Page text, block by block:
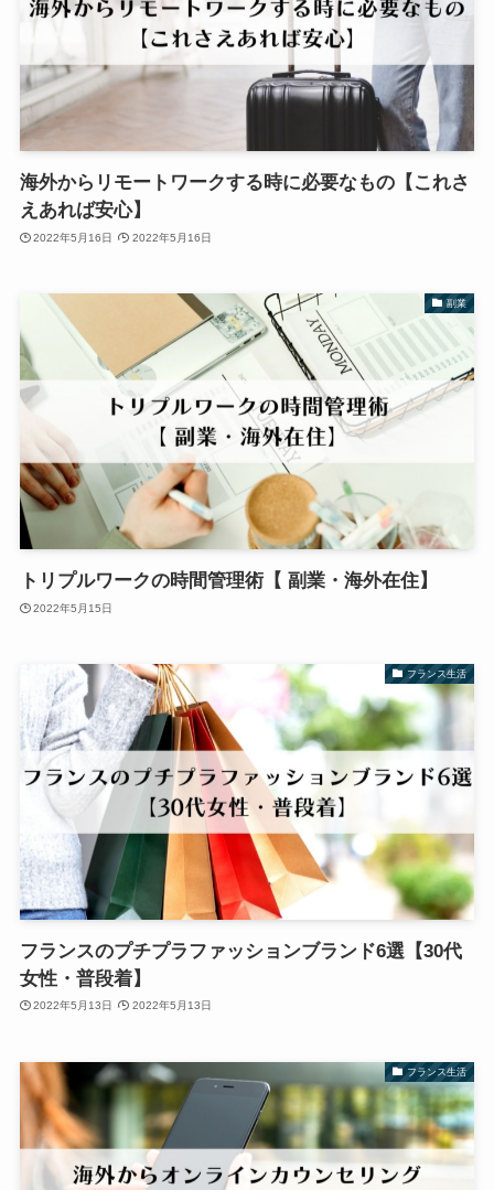
海外からリモートワークする時に必要なもの【これさ
えあれば安心】
2022年5月16日 2022年5月16日
副業
トリプルワークの時間管理術【 副業・海外在住】
2022年5月15日
フランス生活
フランスのプチプラファッションブランド6選【30代
女性・普段着】
2022年5月13日 2022年5月13日
フランス生活